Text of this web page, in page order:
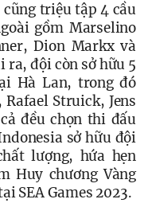
triệu tập 4 cầu
gồm Marselino
Dion Markx và
đội còn sở hữu 5
Hà Lan, trong đó
Struick, Jens
đều chọn thi đấu
sở hữu đội
lượng, hứa hẹn
Huy chương Vàng
SEA Games 2023.